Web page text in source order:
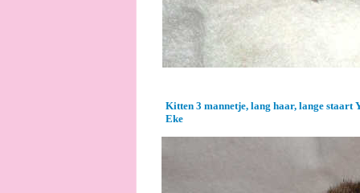
Kitten 3 mannetje, lang haar, lange staart
Eke